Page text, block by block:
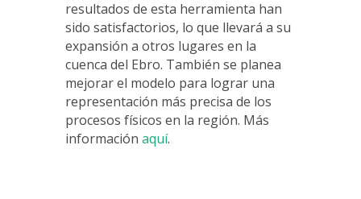
resultados de esta herramienta han
sido satisfactorios, lo que llevará a su
expansión a otros lugares en la
cuenca del Ebro. También se planea
mejorar el modelo para lograr una
representación más precisa de los
procesos físicos en la región. Más
información aquí.